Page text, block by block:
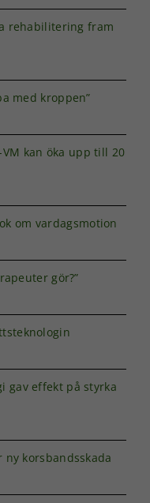
rehabilitering fram
med kroppen”
kan öka upp till 20
om vardagsmotion
gör?”
gav effekt på styrka
korsbandsskada